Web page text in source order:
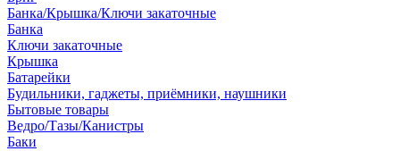
Банка/Крышка/Ключи закаточные
Банка
Ключи закаточные
Крышка
Батарейки
Будильники, гаджеты, приёмники, наушники
Бытовые товары
Ведро/Тазы/Канистры
Баки